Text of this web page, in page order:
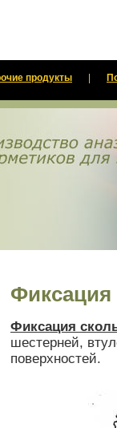
продукты
Фиксация
Фиксация
шестерней,
поверхностей.